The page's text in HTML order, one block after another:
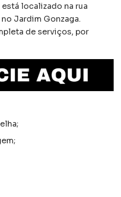
está localizado na rua
Jardim Gonzaga.
de serviços, por